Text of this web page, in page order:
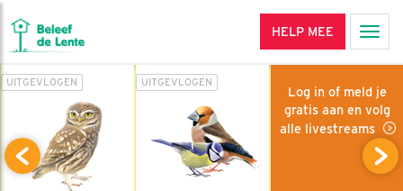
HELP MEE
UITGEVLOGEN UITGEVLOGEN
Log in of meld je
gratis aan en volg
alle livestreams